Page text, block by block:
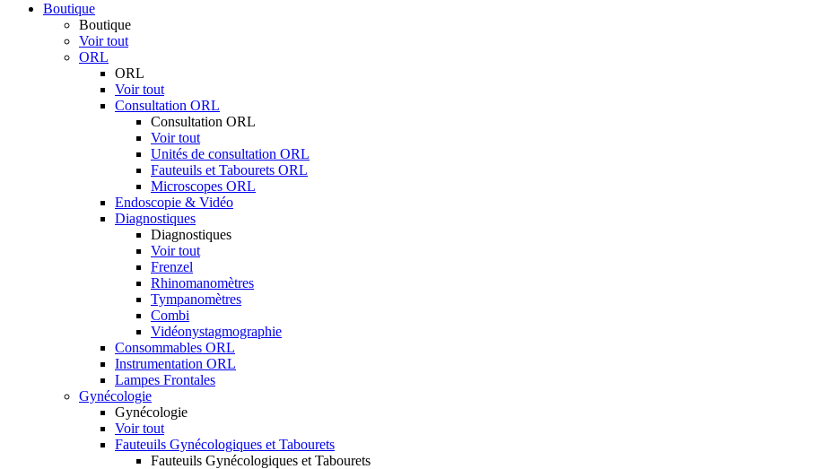
Boutique
Boutique
Voir tout
ORL
ORL
Voir tout
Consultation ORL
Consultation ORL
Voir tout
Unités de consultation ORL
Fauteuils et Tabourets ORL
Microscopes ORL
Endoscopie & Vidéo
Diagnostiques
Diagnostiques
Voir tout
Frenzel
Rhinomanomètres
Tympanomètres
Combi
Vidéonystagmographie
Consommables ORL
Instrumentation ORL
Lampes Frontales
Gynécologie
Gynécologie
Voir tout
Fauteuils Gynécologiques et Tabourets
Fauteuils Gynécologiques et Tabourets